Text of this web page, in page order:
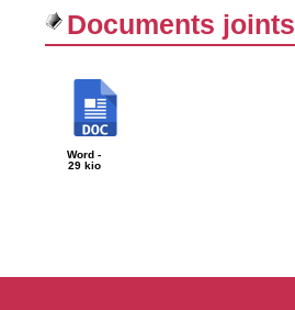
Documents joints
Word -
29 kio